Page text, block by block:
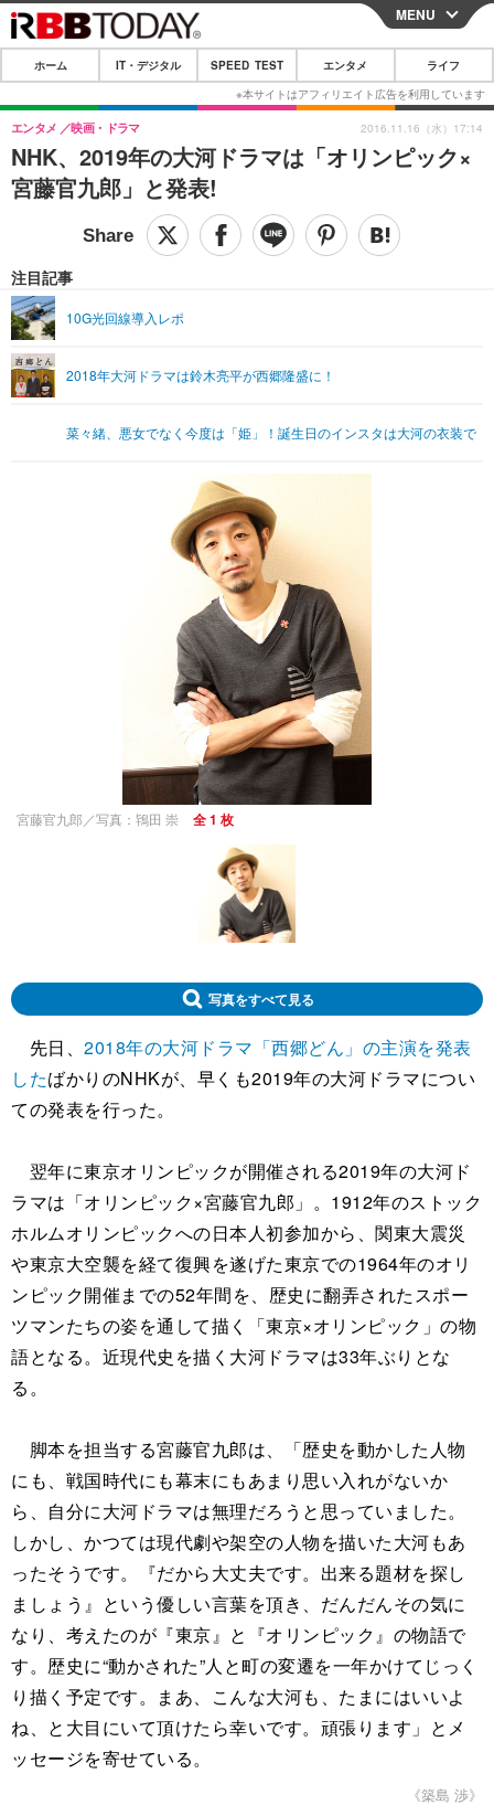
CLOSE
ホーム
IT・デジタル
IT・デジタルTOP スマートフォン
ショッピング その他
SPEED TEST
エンタメTOP 映画・ドラマ
グラビア
ショッピング その他
ライフTOP
リリース一覧
プッシュ通知の停止方法
MENU
ホーム IT・デジタル SPEED TEST エンタメ ライフ
NHK、2019年の大河ドラマは「オリンピック×
宮藤官九郎」と発表!
エンタメ 映画・ドラマ
注目記事
10G光回線導入レポ
2018年大河ドラマは鈴木亮平が西郷隆盛に！
菜々緒、悪女でなく今度は「姫」！誕生日のインスタは大河の衣装で
2016.11.16（水）17:14
宮藤官九郎／写真：鴇田 崇 全 1 枚
写真をすべて見る
先日、 2018年の大河ドラマ「西郷どん」の主演を発表
したばかりのNHKが、早くも2019年の大河ドラマについ
ての発表を行った。
翌年に東京オリンピックが開催される2019年の大河ド
ラマは「オリンピック×宮藤官九郎」。1912年のストック
ホルムオリンピックへの日本人初参加から、関東大震災
や東京大空襲を経て復興を遂げた東京での1964年のオリ
ンピック開催までの52年間を、歴史に翻弄されたスポー
ツマンたちの姿を通して描く「東京×オリンピック」の物
語となる。近現代史を描く大河ドラマは33年ぶりとな
る。
脚本を担当する宮藤官九郎は、「歴史を動かした人物
にも、戦国時代にも幕末にもあまり思い入れがないか
ら、自分に大河ドラマは無理だろうと思っていました。
しかし、かつては現代劇や架空の人物を描いた大河もあ
ったそうです。『だから大丈夫です。出来る題材を探し
ましょう』という優しい言葉を頂き、だんだんその気に
なり、考えたのが『東京』と『オリンピック』の物語で
す。歴史に“動かされた”人と町の変遷を一年かけてじっく
り描く予定です。まあ、こんな大河も、たまにはいいよ
ね、と大目にいて頂けたら幸いです。頑張ります」とメ
ッセージを寄せている。
《築島 渉》